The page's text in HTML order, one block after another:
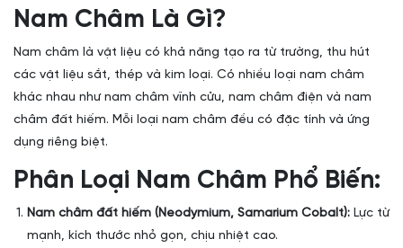
Nam Châm Là Gì?
Nam châm là vật liệu có khả năng tạo ra từ trường, thu hút
các vật liệu sắt, thép và kim loại. Có nhiều loại nam châm
khác nhau như nam châm vĩnh cửu, nam châm điện và nam
châm đất hiếm. Mỗi loại nam châm đều có đặc tính và ứng
dụng riêng biệt.
Phân Loại Nam Châm Phổ Biến:
Nam châm đất hiếm (Neodymium, Samarium Cobalt): Lực từ
mạnh, kích thước nhỏ gọn, chịu nhiệt cao.